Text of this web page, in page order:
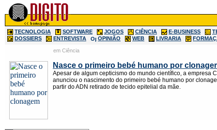
TECNOLOGIA SOFTWARE JOGOS CIÊNCIA E-BUSINESS
DOSSIERS
ENTREVISTA OPINIÃO WEB LIVRARIA
em Ciência
Nasce o primeiro bebé humano por
Apesar de algum cepticismo do mundo científico, a empresa
anunciou o nascimento do primeiro bebé humano por
partir do ADN retirado de tecido epitelial da mãe.